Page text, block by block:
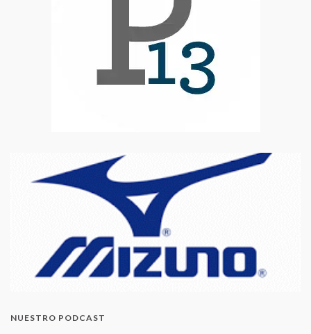
NUESTRO PODCAST